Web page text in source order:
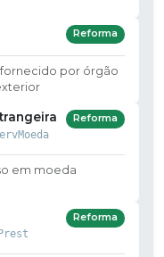
Reforma
por órgão
Reforma
em moeda
Reforma